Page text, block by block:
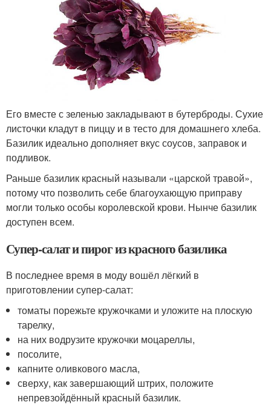
Его вместе с зеленью закладывают в бутерброды. Сухие
листочки кладут в пиццу и в тесто для домашнего хлеба.
Базилик идеально дополняет вкус соусов, заправок и
подливок.
Раньше базилик красный называли «царской травой»,
потому что позволить себе благоухающую приправу
могли только особы королевской крови. Нынче базилик
доступен всем.
Супер-салат и пирог из красного базилика
В последнее время в моду вошёл лёгкий в
приготовлении супер-салат:
томаты порежьте кружочками и уложите на плоскую
тарелку,
на них водрузите кружочки моцареллы,
посолите,
капните оливкового масла,
сверху, как завершающий штрих, положите
непревзойдённый красный базилик.